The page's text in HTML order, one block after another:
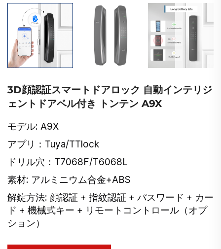
3D顔認証スマートドアロック 自動インテリジ
ェントドアベル付き トンテン A9X
モデル: A9X
アプリ：Tuya/TTlock
ドリル穴：T7068F/T6068L
素材: アルミニウム合金+ABS
解錠方法: 顔認証 + 指紋認証 + パスワード + カー
ド + 機械式キー + リモートコントロール（オプ
ション）